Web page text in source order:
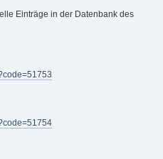
Einträge in der Datenbank des